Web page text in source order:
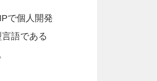
で個人開発
語である